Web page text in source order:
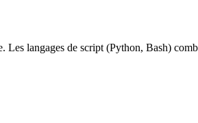
langages de script (Python, Bash)